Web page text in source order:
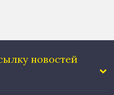
новостей